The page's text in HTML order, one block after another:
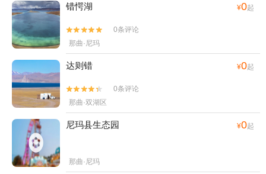
错愕湖 ¥0起


0条评论
那曲·尼玛
达则错 ¥0起


0条评论
那曲·双湖区
尼玛县生态园 ¥0起
那曲·尼玛